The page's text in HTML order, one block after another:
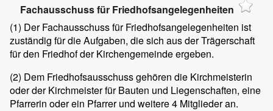
Fachausschuss für Friedhofsangelegenheiten
(1) Der Fachausschuss für Friedhofsangelegenheiten ist
zuständig für die Aufgaben, die sich aus der Trägerschaft
für den Friedhof der Kirchengemeinde ergeben.
(2) Dem Friedhofsausschuss gehören die Kirchmeisterin
oder der Kirchmeister für Bauten und Liegenschaften, eine
Pfarrerin oder ein Pfarrer und weitere 4 Mitglieder an.